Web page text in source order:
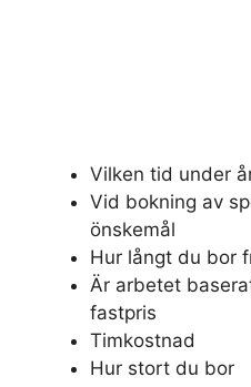
Vilken tid under
Vid bokning av
önskemål
Hur långt du bor
Är arbetet
fastpris
Timkostnad
Hur stort du bor